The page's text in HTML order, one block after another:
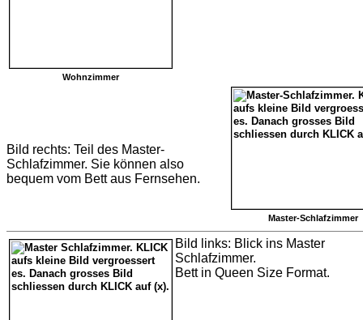
Wohnzimmer
Master-Schlafzimmer
Bild rechts: Teil des Master-
Schlafzimmer. Sie können also
bequem vom Bett aus Fernsehen.
Bild links: Blick ins Master
Schlafzimmer.
Bett in Queen Size Format.